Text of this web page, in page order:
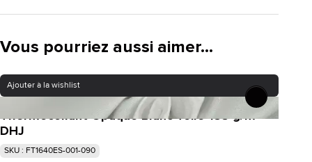
Vous pourriez aussi aimer...
Ajouter à la wishlist
Thermocollant Opaque Blanc Toile 155 g/m² -
DHJ
SKU : FT1640ES-001-090